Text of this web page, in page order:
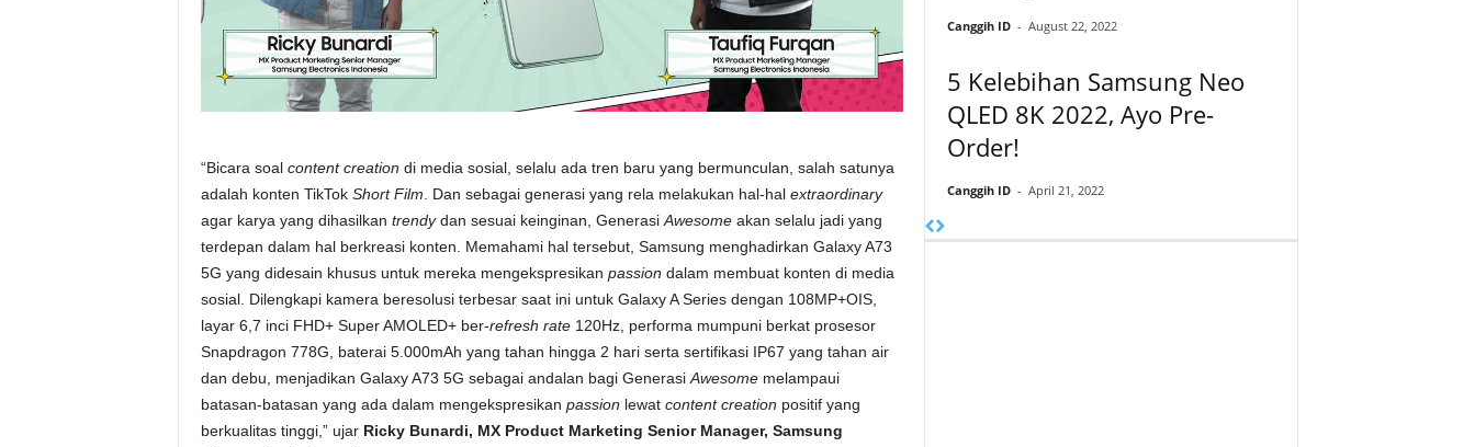
“Bicara soal content creation di media sosial, selalu ada tren baru yang bermunculan, salah satunya
adalah konten TikTok Short Film . Dan sebagai generasi yang rela melakukan hal-hal extraordinary
agar karya yang dihasilkan trendydan sesuai keinginan, Generasi Awesomeakan selalu jadi yang
terdepan dalam hal berkreasi konten. Memahami hal tersebut, Samsung menghadirkan Galaxy A73
5G yang didesain khusus untuk mereka mengekspresikan passion dalam membuat konten di media
sosial. Dilengkapi kamera beresolusi terbesar saat ini untuk Galaxy A Series dengan 108MP+OIS,
layar 6,7 inci FHD+ Super AMOLED+ ber-refresh rate120Hz, performa mumpuni berkat prosesor
Snapdragon 778G, baterai 5.000mAh yang tahan hingga 2 hari serta sertifikasi IP67 yang tahan air
dan debu, menjadikan Galaxy A73 5G sebagai andalan bagi Generasi Awesomemelampaui
batasan-batasan yang ada dalam mengekspresikan passion lewat content creation positif yang
berkualitas tinggi,” ujar Ricky Bunardi, MX Product Marketing Senior Manager, Samsung
Canggih ID - August 22, 2022
5 Kelebihan Samsung Neo
QLED 8K 2022, Ayo Pre-
Order!
Canggih ID - April 21, 2022